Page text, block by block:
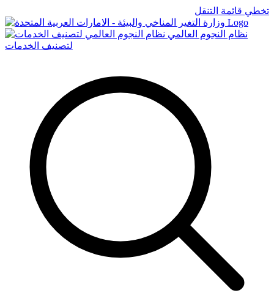
تخطي قائمة التنقل
Logo
نظام النجوم العالمي
لتصنيف الخدمات